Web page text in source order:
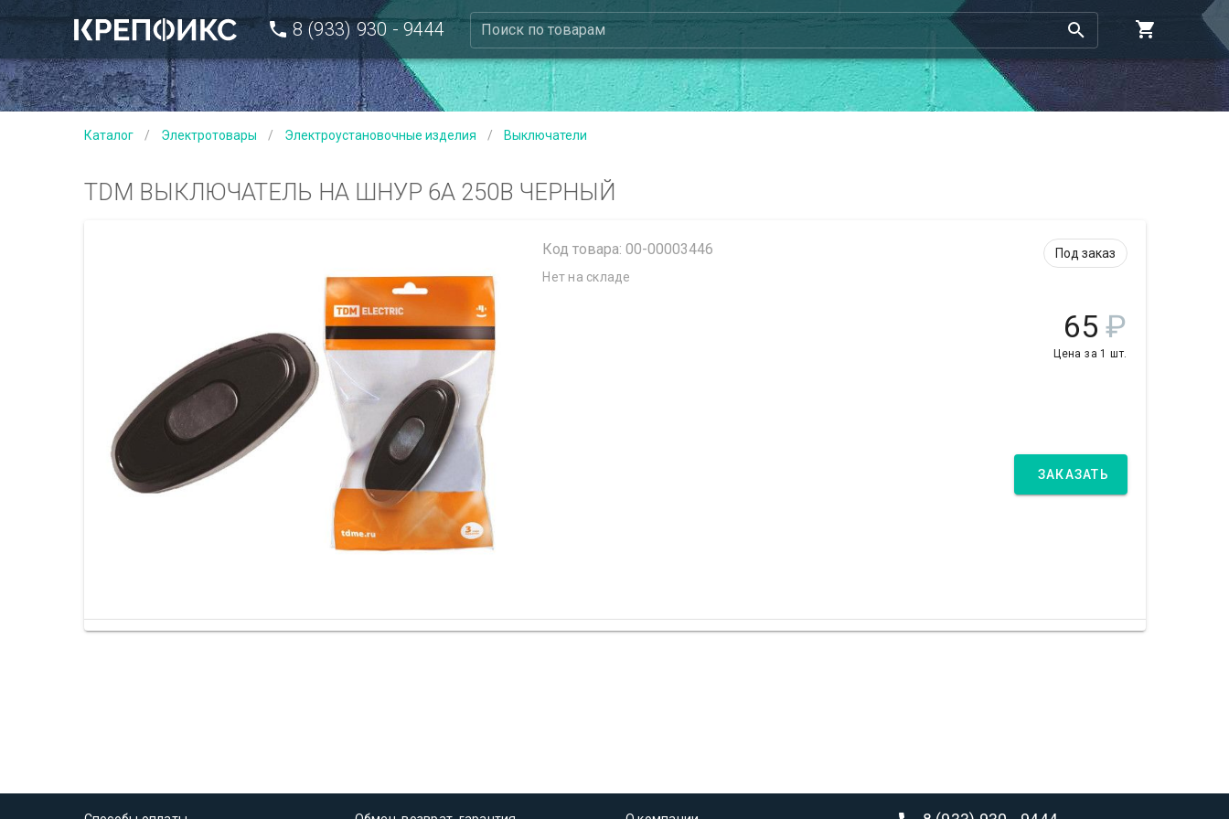
8 (933) 930 - 9444 Поиск по товарам
Каталог / Электротовары / Электроустановочные изделия / Выключатели
TDM ВЫКЛЮЧАТЕЛЬ НА ШНУР 6А 250В ЧЕРНЫЙ
Код товара: 00-00003446
Нет на складе
Под заказ
65 ₽
Цена за 1 шт.
ЗАКАЗАТЬ